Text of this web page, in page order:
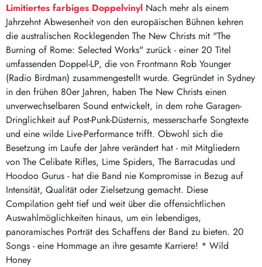
Limitiertes farbiges Doppelvinyl Nach mehr als einem
Jahrzehnt Abwesenheit von den europäischen Bühnen kehren
die australischen Rocklegenden The New Christs mit "The
Burning of Rome: Selected Works" zurück - einer 20 Titel
umfassenden Doppel-LP, die von Frontmann Rob Younger
(Radio Birdman) zusammengestellt wurde. Gegründet in Sydney
in den frühen 80er Jahren, haben The New Christs einen
unverwechselbaren Sound entwickelt, in dem rohe Garagen-
Dringlichkeit auf Post-Punk-Düsternis, messerscharfe Songtexte
und eine wilde Live-Performance trifft. Obwohl sich die
Besetzung im Laufe der Jahre verändert hat - mit Mitgliedern
von The Celibate Rifles, Lime Spiders, The Barracudas und
Hoodoo Gurus - hat die Band nie Kompromisse in Bezug auf
Intensität, Qualität oder Zielsetzung gemacht. Diese
Compilation geht tief und weit über die offensichtlichen
Auswahlmöglichkeiten hinaus, um ein lebendiges,
panoramisches Porträt des Schaffens der Band zu bieten. 20
Songs - eine Hommage an ihre gesamte Karriere! * Wild
Honey